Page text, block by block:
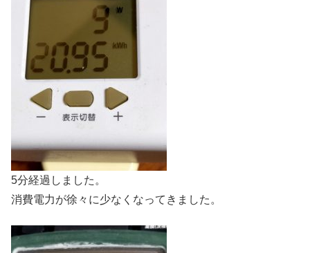
5分経過しました。
消費電力が徐々に少なくなってきました。